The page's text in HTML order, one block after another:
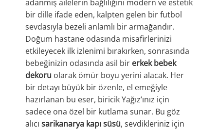
adanmış ailelerin bağlılığını modern ve estetik
bir dille ifade eden, kalpten gelen bir futbol
sevdasıyla bezeli anlamlı bir armağandır.
Doğum hastane odasında misafirlerinizi
etkileyecek ilk izlenimi bırakırken, sonrasında
bebeğinizin odasında asil bir erkek bebek
dekoru olarak ömür boyu yerini alacak. Her
bir detayı büyük bir özenle, el emeğiyle
hazırlanan bu eser, biricik Yağız’ınız için
sadece ona özel bir kutlama sunar. Bu göz
alıcı sarikanarya kapı süsü, sevdikleriniz için